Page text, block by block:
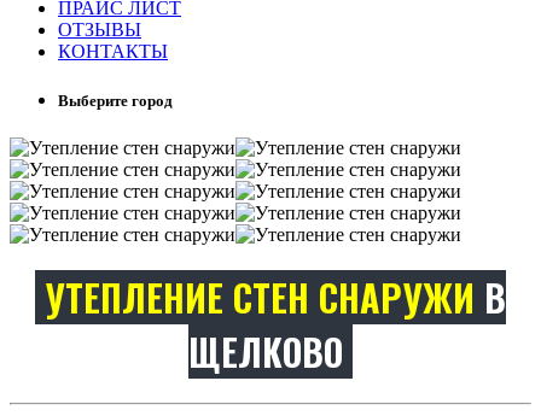
ПРАЙС ЛИСТ
ОТЗЫВЫ
КОНТАКТЫ
Выберите город
УТЕПЛЕНИЕ СТЕН СНАРУЖИ В
ЩЕЛКОВО